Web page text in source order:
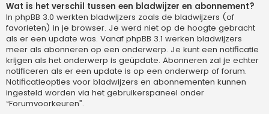
Wat is het verschil tussen een bladwijzer en abonnement?
In phpBB 3.0 werkten bladwijzers zoals de bladwijzers (of
favorieten) in je browser. Je werd niet op de hoogte gebracht
als er een update was. Vanaf phpBB 3.1 werken bladwijzers
meer als abonneren op een onderwerp. Je kunt een notificatie
krijgen als het onderwerp is geüpdate. Abonneren zal je echter
notificeren als er een update is op een onderwerp of forum.
Notificatieopties voor bladwijzers en abonnementen kunnen
ingesteld worden via het gebruikerspaneel onder
“Forumvoorkeuren”.